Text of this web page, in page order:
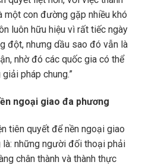
một con đường gặp nhiều khó
luôn hữu hiệu vì rất tiếc ngày
đột, nhưng dầu sao đó vẫn là
nhờ đó các quốc gia có thể
pháp chung.”
ngoại giao đa phương
tiên quyết để nền ngoại giao
những người đối thoại phải
chân thành và thành thực